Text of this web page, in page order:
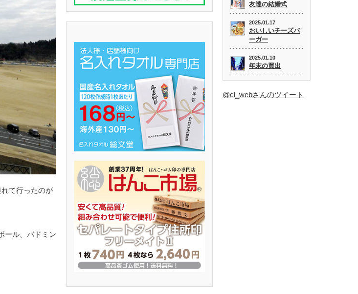
て行ったのが
ール、バドミン
友達の結婚式
2025.01.17
おいしいチーズバ
ーガー
2025.01.10
年末の買出
@cl_webさんのツイート